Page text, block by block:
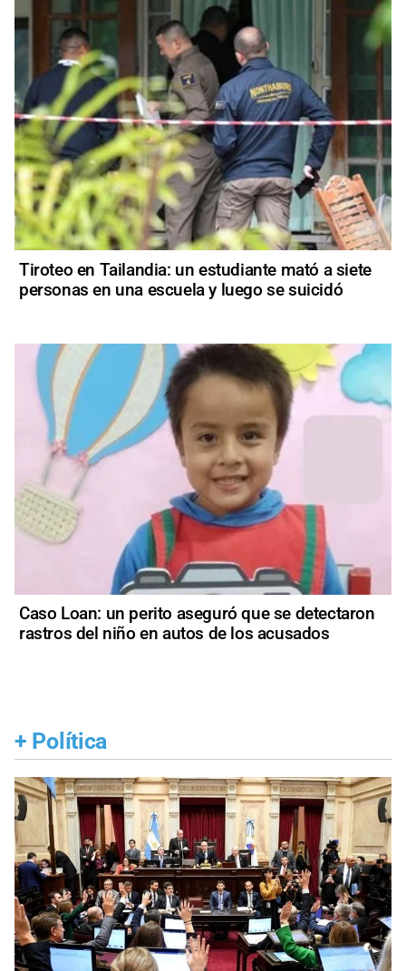
Tiroteo en Tailandia: un estudiante mató a siete
personas en una escuela y luego se suicidó
Caso Loan: un perito aseguró que se detectaron
rastros del niño en autos de los acusados
+ Política